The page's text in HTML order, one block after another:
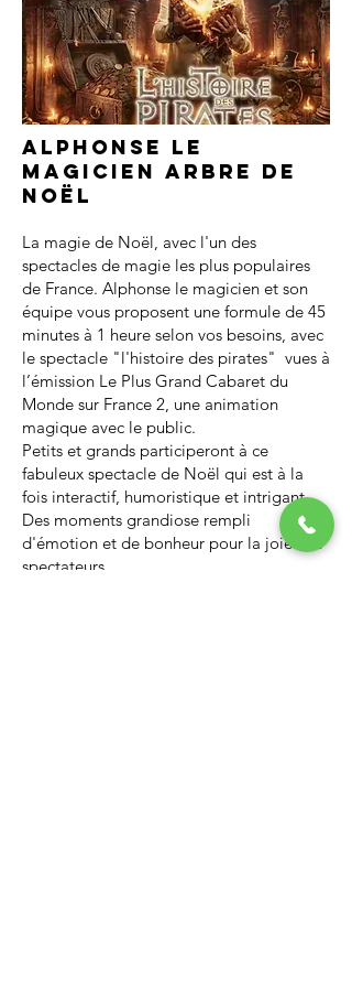
Alphonse le
magicien arbre de
noël
La magie de Noël, avec l'un des
spectacles de magie les plus populaires
de France. Alphonse le magicien et son
équipe vous proposent une formule de 45
minutes à 1 heure selon vos besoins, avec
le spectacle "l'histoire des pirates" vues à
l’émission Le Plus Grand Cabaret du
Monde sur France 2, une animation
magique avec le public.
Petits et grands participeront à ce
fabuleux spectacle de Noël qui est à la
fois interactif, humoristique et intrigant.
Des moments grandiose rempli
d'émotion et de bonheur pour la joie des
spectateurs.